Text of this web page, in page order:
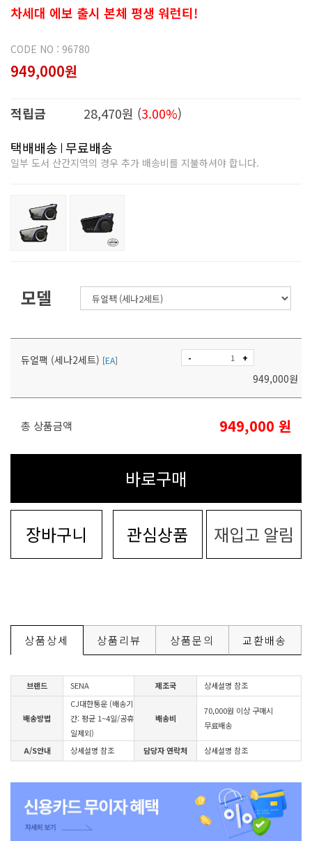
차세대 에보 출시 본체 평생 워런티!
CODE NO : 96780
949,000원
적립금 28,470원 (3.00%)
택배배송 무료배송
일부 도서 산간지역의 경우 추가 배송비를 지불하셔야 합니다.
모델
듀얼팩 (세나2세트) [EA] - +
949,000원
총 상품금액 949,000 원
바로구매
장바구니 관심상품 재입고 알림
상품상세 상품리뷰 상품문의 교환배송
브랜드 SENA 제조국 상세설명 참조
배송방법
CJ대한통운 (배송기
간: 평균 1~4일/공휴
일제외)
배송비
70,000원 이상 구매시
무료배송
A/S안내 상세설명 참조 담당자 연락처 상세설명 참조